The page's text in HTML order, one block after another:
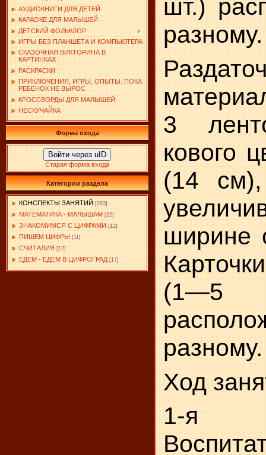
АУДИОКНИГИ ДЛЯ ДЕТЕЙ
КАРАОКЕ ДЛЯ МАЛЫШЕЙ
ДЕТСКИЙ ФОЛЬКЛОР
ИГРЫ БЕЗ ПЛАНШЕТА И КОМПЬЮТЕРА
СКАЗОЧНАЯ ВИКТОРИНА В
КАРТИНКАХ
РАСКРАСКИ
ПРИКЛЮЧЕНИЯ, ИГРЫ, ОПЫТЫ. ПОКА
РЕБЕНОК НЕ ВЫРОС
КРОССВОРДЫ ДЛЯ МАЛЫШЕЙ
НЕСКУЧАЙКА
Форма входа
Войти через uID
Старая форма входа
Категории раздела
КОНСПЕКТЫ ЗАНЯТИЙ [283]
МАТЕМАТИКА - МАЛЫШАМ [22]
ЗНАКОМИМСЯ С ЦИФРАМИ [12]
ПИШЕМ ЦИФРЫ [11]
СЧИТАЛИЯ [12]
ЕДЕМ - ЕДЕМ В ЦИФРОГРАД [17]
шт.)
разному.
3
кового
(14
ширине
разному.
Ход
1-я